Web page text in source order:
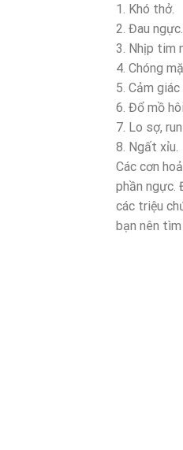
1. Khó thở.
2. Đau ngực.
3. Nhịp tim
4. Chóng
5. Cảm
6. Đổ mồ hôi.
7. Lo sợ,
8. Ngất xỉu.
Các cơn
phần ngực.
các triệu
bạn nên